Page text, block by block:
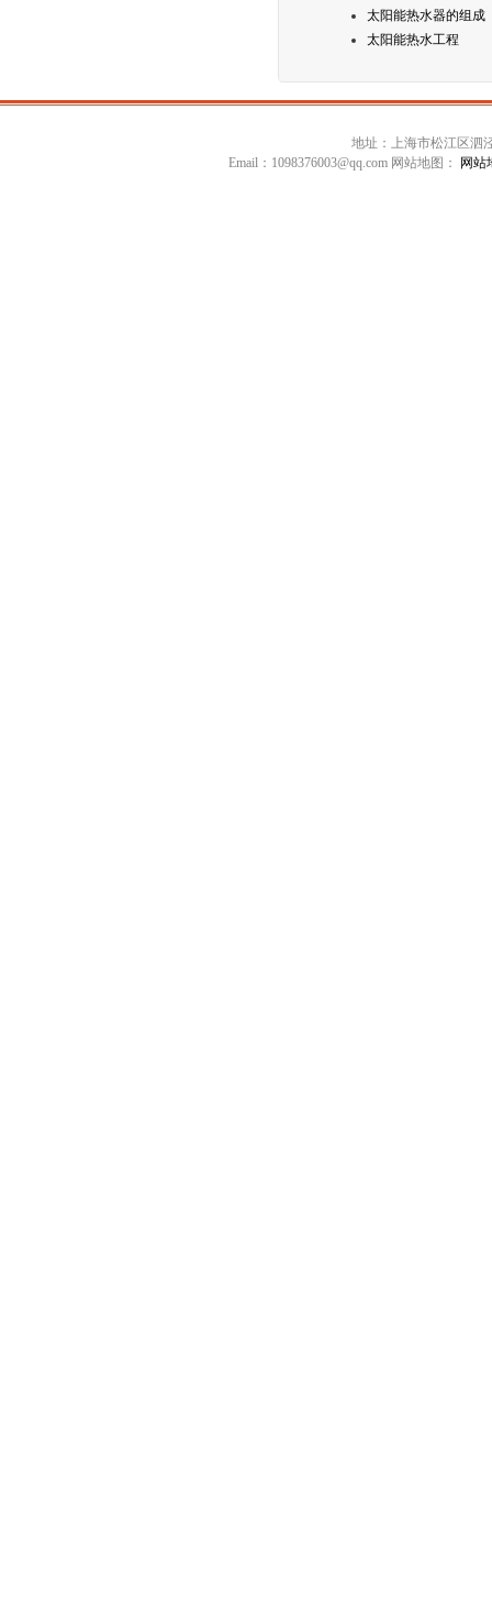
太阳能热水器的组成
太阳能热水工程
地址：上海市松江区泗泾
Email：1098376003@qq.com 网站地图：
网站